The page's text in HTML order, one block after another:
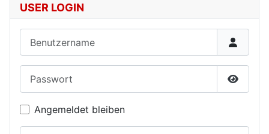
USER LOGIN
Angemeldet bleiben